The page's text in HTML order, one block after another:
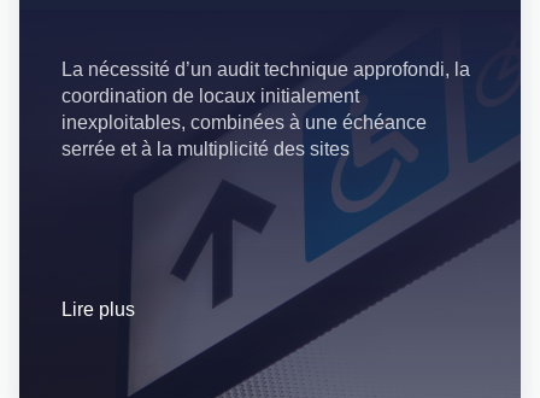
La nécessité d’un audit technique approfondi, la
coordination de locaux initialement
inexploitables, combinées à une échéance
serrée et à la multiplicité des sites
Lire plus